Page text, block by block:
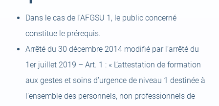
Dans le cas de l’AFGSU 1, le public concerné
constitue le prérequis.
Arrêté du 30 décembre 2014 modifié par l’arrêté du
1er juillet 2019 – Art. 1 : « L’attestation de formation
aux gestes et soins d’urgence de niveau 1 destinée à
l’ensemble des personnels, non professionnels de